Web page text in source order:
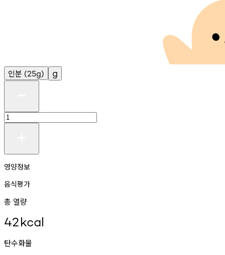
인분 (25g) g
영양정보
음식평가
총 열량
42kcal
탄수화물